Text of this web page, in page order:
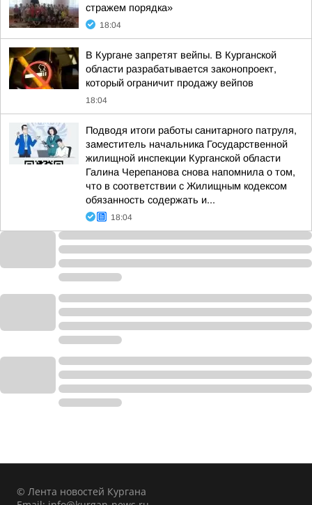
стражем порядка»
18:04
В Кургане запретят вейпы. В Курганской
области разрабатывается законопроект,
который ограничит продажу вейпов
18:04
Подводя итоги работы санитарного патруля,
заместитель начальника Государственной
жилищной инспекции Курганской области
Галина Черепанова снова напомнила о том,
что в соответствии с Жилищным кодексом
обязанность содержать и...
18:04
© Лента новостей Кургана